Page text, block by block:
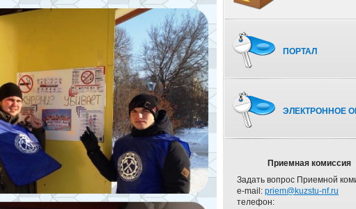
ПОРТАЛ
ЭЛЕКТРОННОЕ
Приемная комиссия
Задать вопрос Приемной
e-mail: priem@kuzstu-nf.ru
телефон: